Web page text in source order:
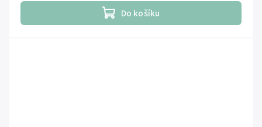
Do košíku